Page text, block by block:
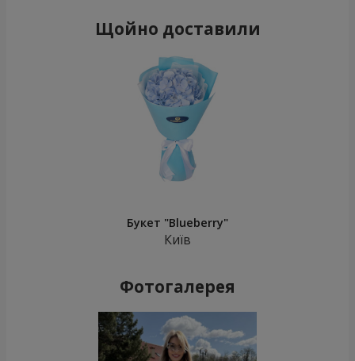
Щойно доставили
Букет "Blueberry"
Київ
Фотогалерея